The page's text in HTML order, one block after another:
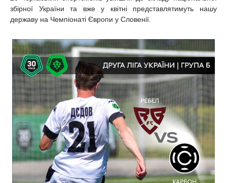
збірної України та вже у квітні представлятимуть нашу
державу на Чемпіонаті Європи у Словенії.